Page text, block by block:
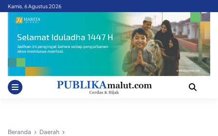
SkipKamis, 6 Agustus 2026
Beranda Daerah